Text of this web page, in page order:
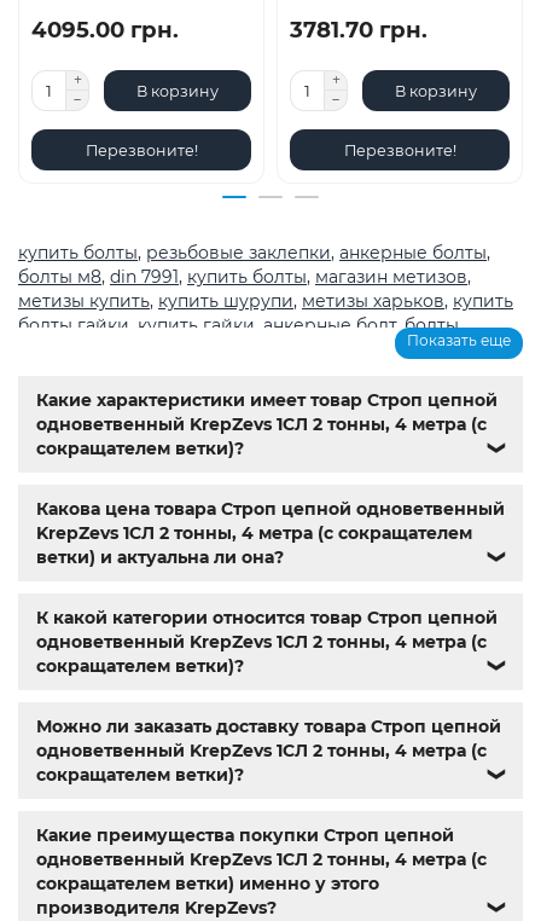
4095.00 грн.
В корзину
Перезвоните!
3781.70 грн.
В корзину
Перезвоните!
купить болты, резьбовые заклепки, анкерные болты,
болты м8, din 7991, купить болты, магазин метизов,
метизы купить, купить шурупи, метизы харьков, купить
болты гайки купить гайки анкерные болт,болты,
метрическая резьба с крупным шагом,магазин
Мотор-редуктор 3МП,Мотор-редукторы МЧ, Крановые
редукторы Ц2,Name,din 603 ,din 7981,анкера,заклепки
резьбовая заклепка,заклепка алюминиевая болт м3,
крепеж,болт м12 размеры,болт м5 под шестигранник
болт м 18,болт м9,болт м7 шаг 1, болт м14 1.5,болт м 9
болт м 24, din 6325,din 6799,din 11024 din 929,
крепежа харьков,крепежи магазин,крепёжный
магазин,магазин болтов,гайки и болты,болты харьков
болты гайки шайбы,болты госты
купить болт м 10,купить болты м8,болты 10.9, гайки
купить,болты 8.8,винты м8, болт нержавеющий м8,
купить болты м10 ,крепежные изделия
Показать еще
Какие характеристики имеет товар Строп цепной
одноветвенный KrepZevs 1СЛ 2 тонны, 4 метра (с
сокращателем ветки)?
❯
Какова цена товара Строп цепной одноветвенный
KrepZevs 1СЛ 2 тонны, 4 метра (с сокращателем
ветки) и актуальна ли она?
❯
К какой категории относится товар Строп цепной
одноветвенный KrepZevs 1СЛ 2 тонны, 4 метра (с
сокращателем ветки)?
❯
Можно ли заказать доставку товара Строп цепной
одноветвенный KrepZevs 1СЛ 2 тонны, 4 метра (с
сокращателем ветки)?
❯
Какие преимущества покупки Строп цепной
одноветвенный KrepZevs 1СЛ 2 тонны, 4 метра (с
сокращателем ветки) именно у этого
производителя KrepZevs?
❯